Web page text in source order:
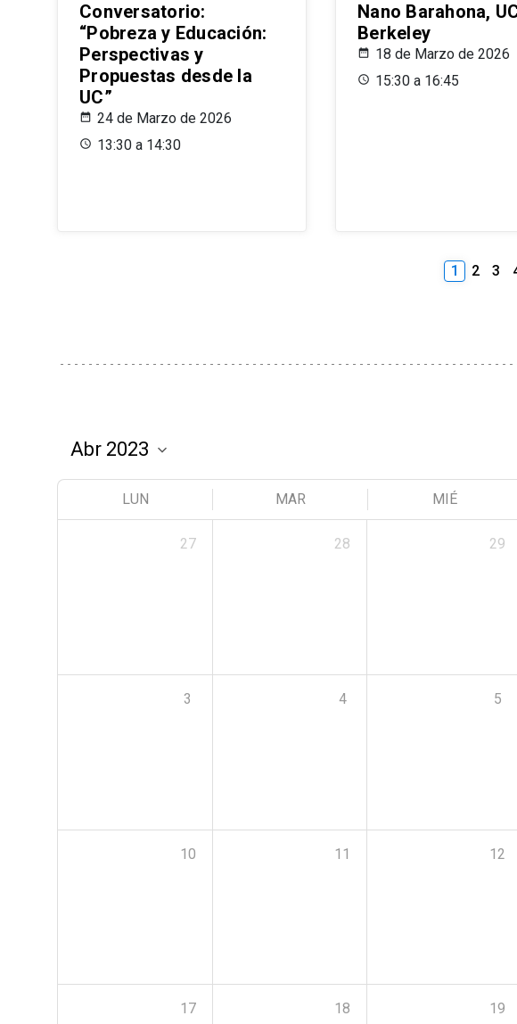
Conversatorio:
“Pobreza y Educación:
Perspectivas y
Propuestas desde la
UC”
24 de Marzo de 2026
13:30 a 14:30
Nano Barahona,
Berkeley
18 de Marzo de 2026
15:30 a 16:45
1 2 3
LUN MAR MIÉ
27 28 29
3 4 5
10 11 12
17 18 19